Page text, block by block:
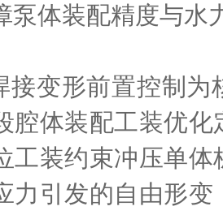
泵体装配精度与水
形前置控制为
腔体装配工装优
工装约束冲压单
力引发的自由形